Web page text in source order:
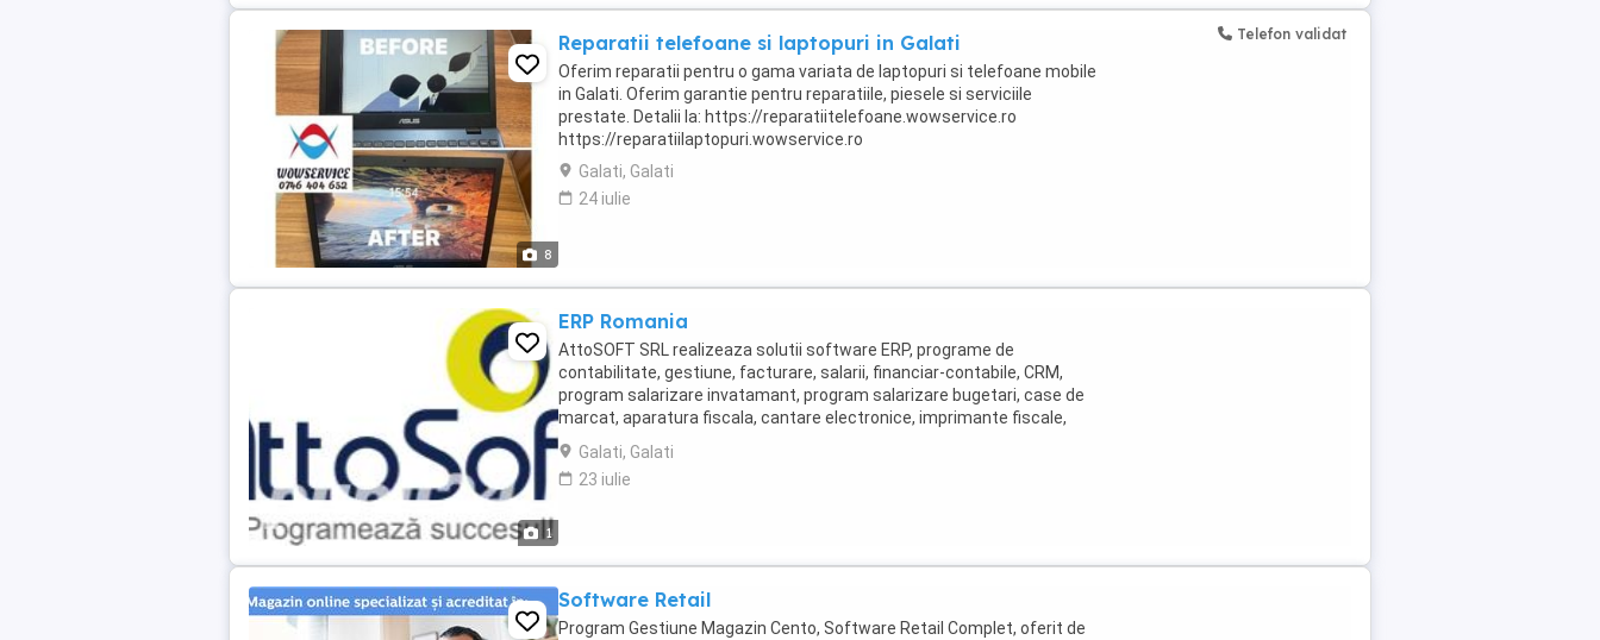
8
Reparatii telefoane si laptopuri in Galati
Oferim reparatii pentru o gama variata de laptopuri si telefoane mobile
in Galati. Oferim garantie pentru reparatiile, piesele si serviciile
prestate. Detalii la: https://reparatiitelefoane.wowservice.ro
https://reparatiilaptopuri.wowservice.ro
Galati, Galati
24 iulie
Telefon validat
1
ERP Romania
AttoSOFT SRL realizeaza solutii software ERP, programe de
contabilitate, gestiune, facturare, salarii, financiar-contabile, CRM,
program salarizare invatamant, program salarizare bugetari, case de
marcat, aparatura fiscala, cantare electronice, imprimante fiscale,
scanere, cititoare coduri de bare, PDA, ...
Galati, Galati
23 iulie
Software Retail
Program Gestiune Magazin Cento, Software Retail Complet, oferit de